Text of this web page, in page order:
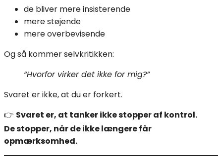
de bliver mere insisterende
mere støjende
mere overbevisende
Og så kommer selvkritikken:
“Hvorfor virker det ikke for mig?”
Svaret er ikke, at du er forkert.
👉 Svaret er, at tanker ikke stopper af kontrol.
De stopper, når de ikke længere får
opmærksomhed.